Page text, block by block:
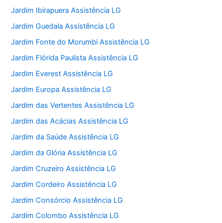
Jardim Ibirapuera Assistência LG
Jardim Guedala Assistência LG
Jardim Fonte do Morumbi Assistência LG
Jardim Flórida Paulista Assistência LG
Jardim Everest Assistência LG
Jardim Europa Assistência LG
Jardim das Vertentes Assistência LG
Jardim das Acácias Assistência LG
Jardim da Saúde Assistência LG
Jardim da Glória Assistência LG
Jardim Cruzeiro Assistência LG
Jardim Cordeiro Assistência LG
Jardim Consórcio Assistência LG
Jardim Colombo Assistência LG